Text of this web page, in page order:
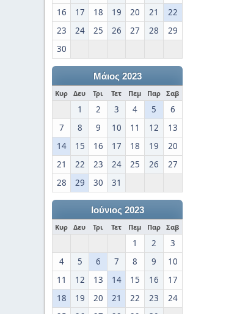
16
17 18 19 20 21
22
23
24 25 26 27 28
29
30
Μάιος 2023
Κυρ Δευ Τρι Τετ Πεμ Παρ Σαβ
1 2 3 4 5
6
7
8 9 10 11 12
13
14
15 16 17 18 19
20
21
22 23 24 25 26
27
28
29 30 31
Ιούνιος 2023
Κυρ Δευ Τρι Τετ Πεμ Παρ Σαβ
1 2
3
4
5 6 7 8 9
10
11
12 13 14 15 16
17
18
19 20 21 22 23
24